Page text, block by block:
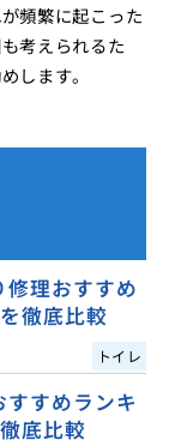
頻繁に起こった
考えられるた
します。
修理おすすめ
徹底比較
トイレ
すめランキ
底比較